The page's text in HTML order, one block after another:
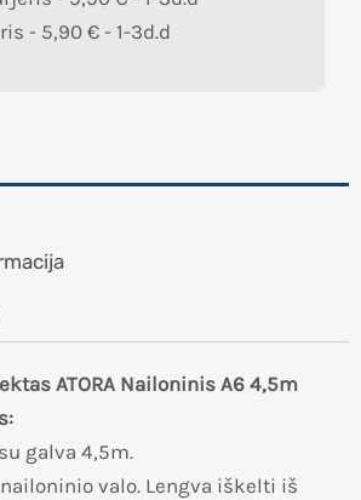
- 5,90 € - 1-3d.d
ATORA Nailoninis A6 4,5m
galva 4,5m.
valo. Lengva iškelti iš